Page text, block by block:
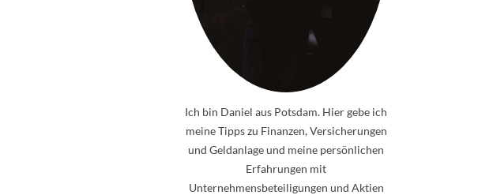
Ich bin Daniel aus Potsdam. Hier gebe ich
meine Tipps zu Finanzen, Versicherungen
und Geldanlage und meine persönlichen
Erfahrungen mit
Unternehmensbeteiligungen und Aktien